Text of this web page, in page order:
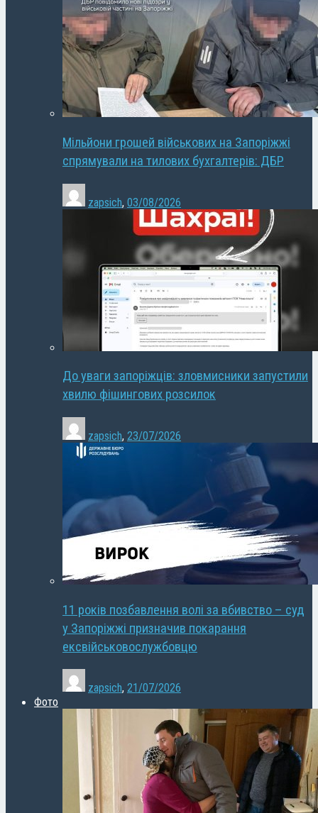
Мільйони грошей військових на Запоріжжі
спрямували на тилових бухгалтерів: ДБР
zapsich, 03/08/2026
До уваги запоріжців: зловмисники запустили
хвилю фішингових розсилок
zapsich, 23/07/2026
11 років позбавлення волі за вбивство – суд
у Запоріжжі призначив покарання
ексвійськовослужбовцю
zapsich, 21/07/2026
Фото